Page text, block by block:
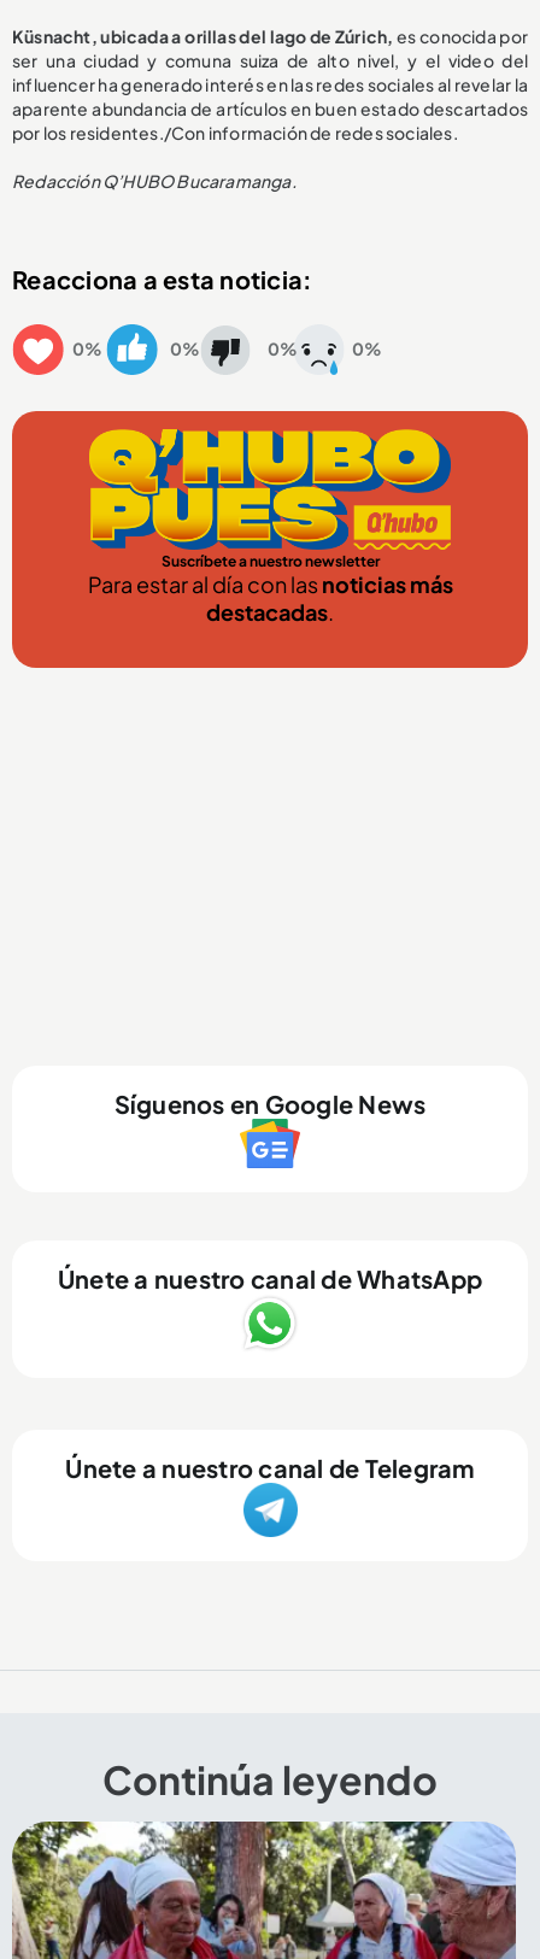
Küsnacht, ubicada a orillas del lago de Zúrich, es conocida por
ser una ciudad y comuna suiza de alto nivel, y el video del
influencer ha generado interés en las redes sociales al revelar la
aparente abundancia de artículos en buen estado descartados
por los residentes./Con información de redes sociales.
Redacción Q’HUBO Bucaramanga.
Reacciona a esta noticia:
0% 0% 0% 0%
Suscríbete a nuestro newsletter
Para estar al día con lasnoticias más
destacadas.
Síguenos en Google News
Únete a nuestro canal de WhatsApp
Únete a nuestro canal de Telegram
Continúa leyendo